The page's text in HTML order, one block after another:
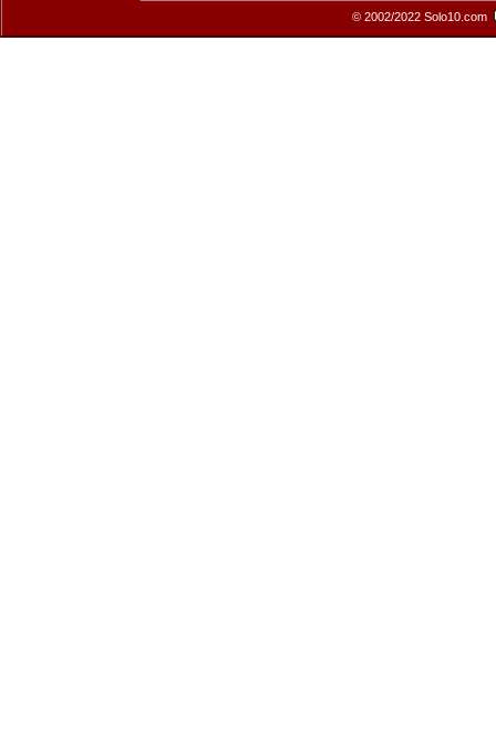
© 2002/2022 Solo10.com